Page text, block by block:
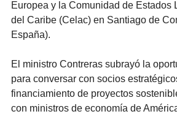
Europea y la Comunidad de Estados
del Caribe (Celac) en Santiago de
España).
El ministro Contreras subrayó la
para conversar con socios
financiamiento de proyectos
con ministros de economía de